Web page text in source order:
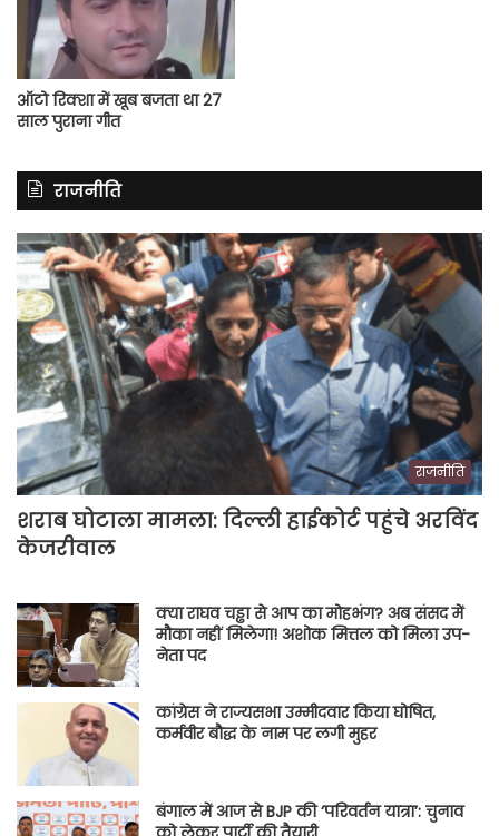
ऑटो रिक्शा में खूब बजता था 27
साल पुराना गीत
राजनीति
राजनीति
शराब घोटाला मामला: दिल्ली हाईकोर्ट पहुंचे अरविंद
केजरीवाल
क्या राघव चड्ढा से आप का मोहभंग? अब संसद में
मौका नहीं मिलेगा! अशोक मित्तल को मिला उप-
नेता पद
कांग्रेस ने राज्यसभा उम्मीदवार किया घोषित,
कर्मवीर बौद्ध के नाम पर लगी मुहर
बंगाल में आज से BJP की ‘परिवर्तन यात्रा’: चुनाव